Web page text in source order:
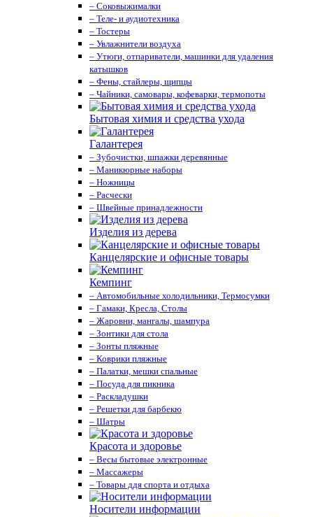
– Соковыжималки
– Теле- и аудиотехника
– Тостеры
– Увлажнители воздуха
– Утюги, отпариватели, машинки для удаления
катышков
– Фены, стайлеры, щипцы
– Чайники, самовары, кофеварки, термопоты
Бытовая химия и средства ухода
Галантерея
– Зубочистки, шпажки деревянные
– Маникюрные наборы
– Ножницы
– Расчески
– Швейные принадлежности
Изделия из дерева
Канцелярские и офисные товары
Кемпинг
– Автомобильные холодильники, Термосумки
– Гамаки, Кресла, Столы
– Жаровни, мангалы, шампура
– Зонтики для стола
– Зонты пляжные
– Коврики пляжные
– Палатки, мешки спальные
– Посуда для пикника
– Раскладушки
– Решетки для барбекю
– Шатры
Красота и здоровье
– Весы бытовые электронные
– Массажеры
– Товары ддя спорта и отдыха
Носители информации